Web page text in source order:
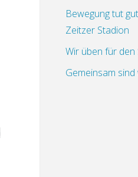
Bewegung tut
Zeitzer Stadion
Wir üben für
Gemeinsam